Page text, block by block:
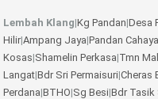
Lembah Klang|Kg Pandan|Desa
Hilir|Ampang Jaya|Pandan Cahaya
Kosas|Shamelin Perkasa|Tmn
Langat|Bdr Sri Permaisuri|Cheras
Perdana|BTHO|Sg Besi|Bdr Tasik